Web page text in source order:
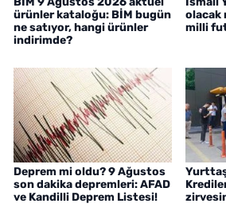
ürünler kataloğu: BİM bugün
ne satıyor, hangi ürünler
indirimde?
olacak
milli
Deprem mi oldu? 9 Ağustos
son dakika depremleri: AFAD
ve Kandilli Deprem Listesi!